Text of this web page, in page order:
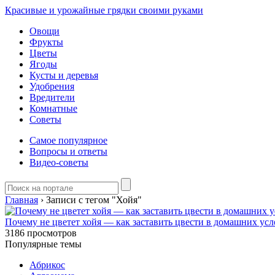
Красивые и урожайные грядки своими руками
Овощи
Фрукты
Цветы
Ягоды
Кусты и деревья
Удобрения
Вредители
Комнатные
Советы
Самое популярное
Вопросы и ответы
Видео-советы
Главная › Записи с тегом "Хойя"
Почему не цветет хойя — как заставить цвести в домашних
3186 просмотров
Популярные темы
Абрикос